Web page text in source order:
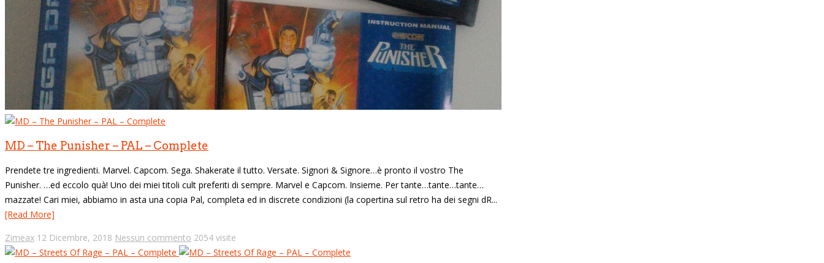
MD – The Punisher – PAL – Complete
Prendete tre ingredienti. Marvel. Capcom. Sega. Shakerate il tutto. Versate. Signori & Signore…è pronto il vostro The
Punisher. …ed eccolo quà! Uno dei miei titoli cult preferiti di sempre. Marvel e Capcom. Insieme. Per tante…tante…tante…
mazzate! Cari miei, abbiamo in asta una copia Pal, completa ed in discrete condizioni (la copertina sul retro ha dei segni dR...
[Read More]
Zimeax 12 Dicembre, 2018 Nessun commento 2054 visite